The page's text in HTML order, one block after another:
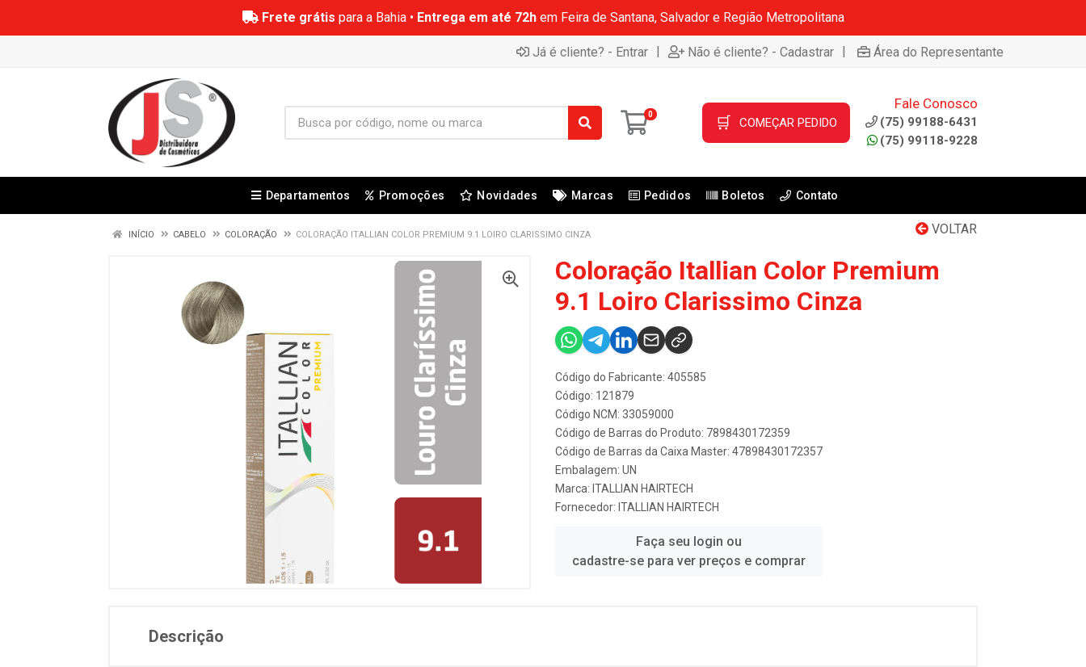
Frete grátis para a Bahia • Entrega em até 72hem Feira de Santana, Salvador e Região Metropolitana
Já é cliente? - Entrar | Não é cliente? - Cadastrar | Área do Representante
0 🛒 COMEÇAR PEDIDO
Fale Conosco
(75) 99188-6431
(75) 99118-9228
Departamentos Promoções Novidades Marcas Pedidos Boletos Contato
VOLTAR
INÍCIO CABELO COLORAÇÃO COLORAÇÃO ITALLIAN COLOR PREMIUM 9.1 LOIRO CLARISSIMO CINZA
Coloração Itallian Color Premium
9.1 Loiro Clarissimo Cinza
Código do Fabricante: 405585
Código: 121879
Código NCM: 33059000
Código de Barras do Produto: 7898430172359
Código de Barras da Caixa Master: 47898430172357
Embalagem: UN
Marca: ITALLIAN HAIRTECH
Fornecedor: ITALLIAN HAIRTECH
Faça seu login ou
cadastre-se para ver preços e comprar
Descrição